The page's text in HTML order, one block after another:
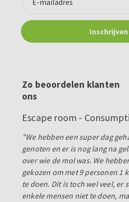
Zo beoordelen klanten
ons
Escape room -
"We hebben een super dag
genoten en er is nog lang na
over wie de mol was. We
gekozen om met 9 personen 1
te doen. Dit is toch wel veel, er
enkele mensen niet te doen,